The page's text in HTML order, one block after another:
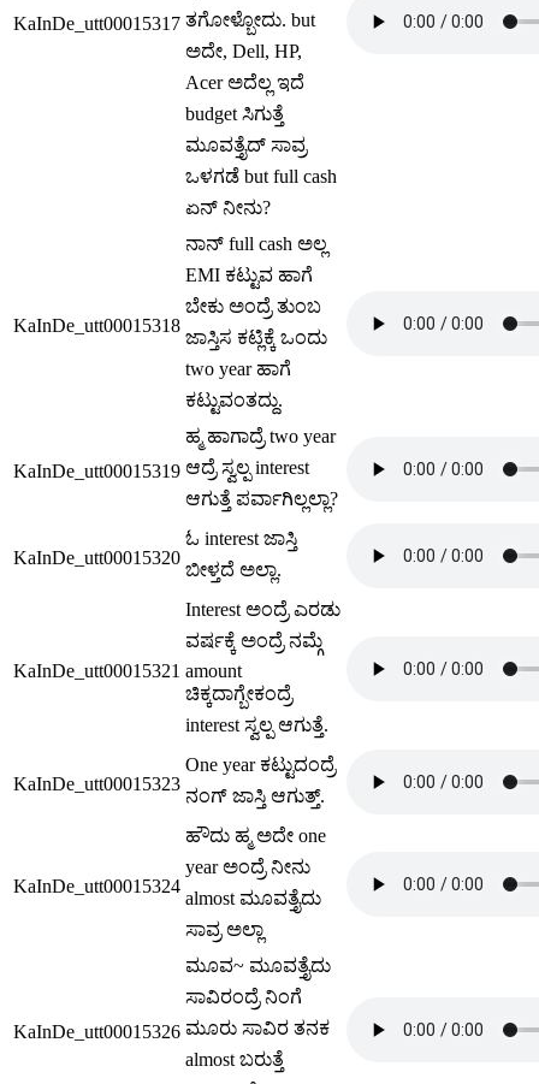
KaInDe_utt00015317 ತಗೋಳ್ಬೋದು. but
ಅದೇ, Dell, HP,
Acer ಅದೆಲ್ಲ ಇದೆ
budget ಸಿಗುತ್ತೆ
ಮೂವತ್ತೈದ್ ಸಾವ್ರ
ಒಳಗಡೆ but full cash
ಏನ್ ನೀನು?
KaInDe_utt00015318
ನಾನ್ full cash ಅಲ್ಲ
EMI ಕಟ್ಟುವ ಹಾಗೆ
ಬೇಕು ಅಂದ್ರೆ ತುಂಬ
ಜಾಸ್ತಿಸ ಕಟ್ಲಿಕ್ಕೆ ಒಂದು
two year ಹಾಗೆ
ಕಟ್ಟುವಂತದ್ದು.
KaInDe_utt00015319
ಹ್ಮ ಹಾಗಾದ್ರೆ two year
ಆದ್ರೆ ಸ್ವಲ್ಪ interest
ಆಗುತ್ತೆ ಪರ್ವಾಗಿಲ್ಲಲ್ಲಾ?
KaInDe_utt00015320
ಓ interest ಜಾಸ್ತಿ
ಬೀಳ್ತದೆ ಅಲ್ಲಾ.
KaInDe_utt00015321
Interest ಅಂದ್ರೆ ಎರಡು
ವರ್ಷಕ್ಕೆ ಅಂದ್ರೆ ನಮ್ಗೆ
amount
ಚಿಕ್ಕದಾಗ್ಬೇಕಂದ್ರೆ
interest ಸ್ವಲ್ಪ ಆಗುತ್ತೆ.
KaInDe_utt00015323
One year ಕಟ್ಟುದಂದ್ರೆ
ನಂಗ್ ಜಾಸ್ತಿ ಆಗುತ್ತ್.
KaInDe_utt00015324
ಹೌದು ಹ್ಮ ಅದೇ one
year ಅಂದ್ರೆ ನೀನು
almost ಮೂವತ್ತೈದು
ಸಾವ್ರ ಅಲ್ಲಾ
KaInDe_utt00015326
ಮೂವ~ ಮೂವತ್ತೈದು
ಸಾವಿರಂದ್ರೆ ನಿಂಗೆ
ಮೂರು ಸಾವಿರ ತನಕ
almost ಬರುತ್ತೆ